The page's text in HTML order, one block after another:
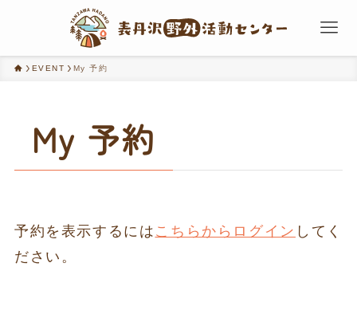
EVENT My 予約
My 予約
予約を表示するには こちらからログイン してく
ださい。